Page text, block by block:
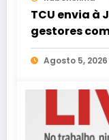
TCU envia à
gestores
Agosto 5, 2026